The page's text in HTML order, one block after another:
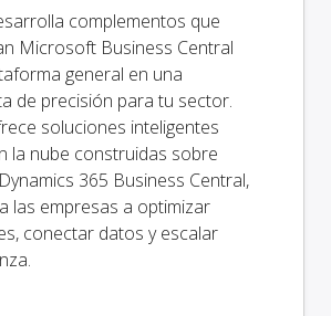
complementos que
Microsoft Business Central
general en una
de precisión para tu sector.
soluciones inteligentes
la nube construidas sobre
365 Business Central,
las empresas a optimizar
conectar datos y escalar